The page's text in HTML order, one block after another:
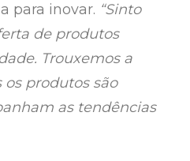
para inovar. “Sinto
de produtos
Trouxemos a
os produtos são
as tendências